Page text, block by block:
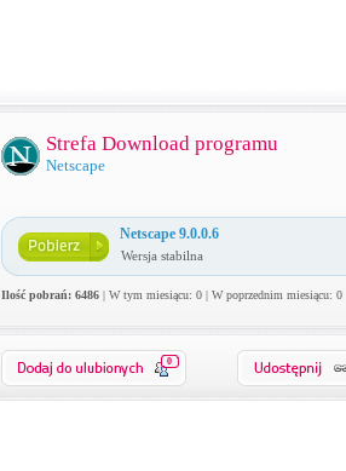
Strefa Download programu
Netscape
Netscape 9.0.0.6
Wersja stabilna
Ilość pobrań: 6486| W tym miesiącu: 0 | W poprzednim miesiącu: 0
0